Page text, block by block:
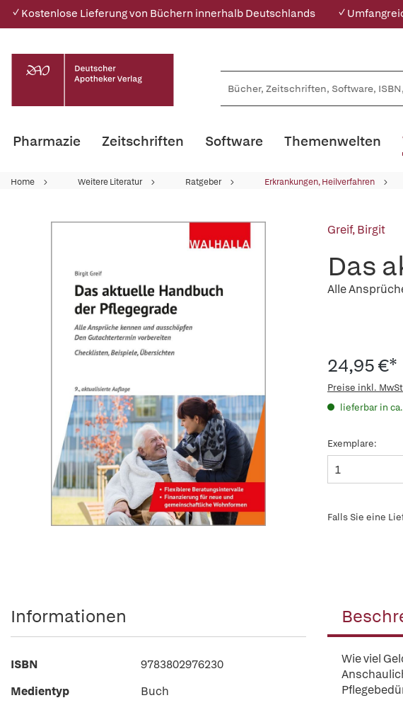
✓ Kostenlose Lieferung von Büchern innerhalb Deutschlands ✓
Pharmazie Zeitschriften Software Themenwelten
Home Weitere Literatur Ratgeber Erkrankungen, Heilverfahren
Greif, Birgit
Das
Alle
24,95 €*
Preise inkl.
lieferbar in
Exemplare:
Falls Sie eine
Wie viel
Informationen
ISBN
9783802976230
Medientyp
Buch